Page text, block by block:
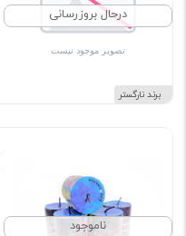
درحال بروزرسانی
برند نارگستر
ناموجود